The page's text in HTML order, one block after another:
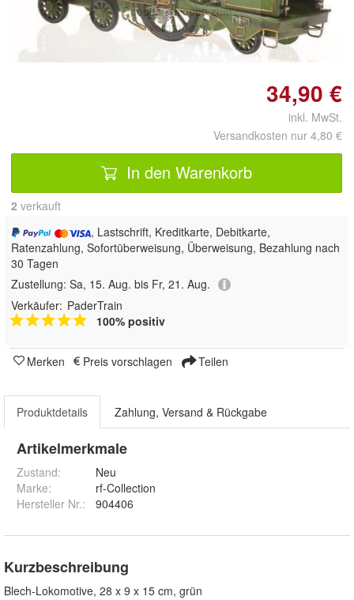
Doppelt antippen zum
vergrößern
34,90 €
inkl. MwSt.
Versandkosten nur 4,80 €
In den Warenkorb
2 verkauft
, Lastschrift, Kreditkarte, Debitkarte,
Ratenzahlung, Sofortüberweisung, Überweisung, Bezahlung nach
30 Tagen
Zustellung: Sa, 15. Aug. bis Fr, 21. Aug.
Verkäufer: PaderTrain
100% positiv
Merken Preis vorschlagen Teilen
Produktdetails Zahlung, Versand & Rückgabe
Artikelmerkmale
Zustand:
Neu
Marke:
rf-Collection
Hersteller Nr.:
904406
Kurzbeschreibung
Blech-Lokomotive, 28 x 9 x 15 cm, grün